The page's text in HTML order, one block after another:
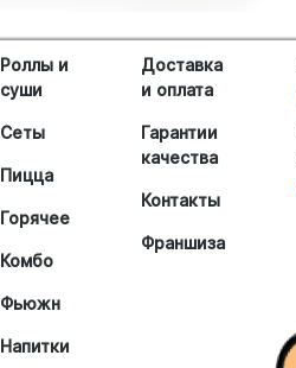
Роллы и
суши
Сеты
Пицца
Горячее
Комбо
Фьюжн
Напитки
Доставка
и оплата
Гарантии
качества
Контакты
Франшиза